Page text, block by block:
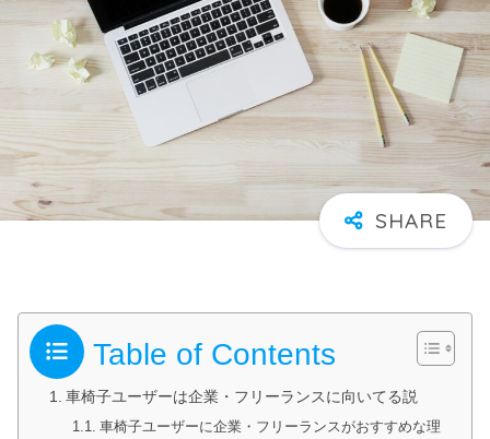
Table of Contents
車椅子ユーザーは企業・フリーランスに向いてる説
車椅子ユーザーに企業・フリーランスがおすすめな理